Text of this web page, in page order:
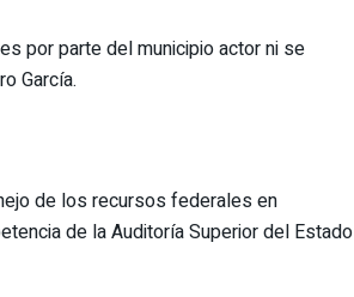
por parte del municipio actor ni se
García.
de los recursos federales en
de la Auditoría Superior del Estado